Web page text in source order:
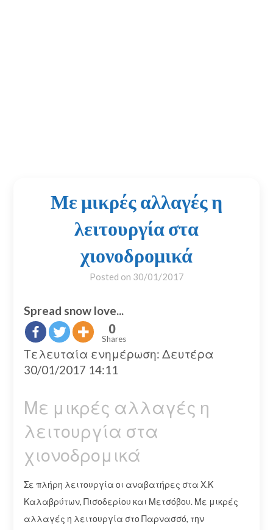
Με μικρές αλλαγές η
λειτουργία στα
χιονοδρομικά
Posted on 30/01/2017
Spread snow love...
0
Shares
Τελευταία ενημέρωση: Δευτέρα
30/01/2017 14:11
Με μικρές αλλαγές η
λειτουργία στα
χιονοδρομικά
Σε πλήρη λειτουργία οι αναβατήρες στα Χ.Κ
Καλαβρύτων, Πισοδερίου και Μετσόβου. Με μικρές
αλλαγές η λειτουργία στο Παρνασσό, την